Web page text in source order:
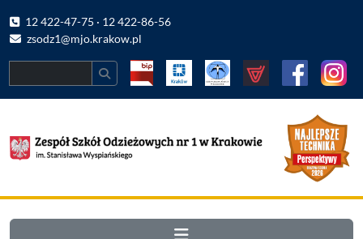
12 422-47-75 · 12 422-86-56
zsodz1@mjo.krakow.pl